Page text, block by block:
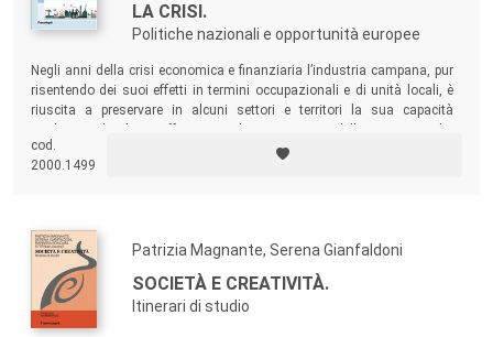
LA CRISI.
Politiche nazionali e opportunità europee
Negli anni della crisi economica e finanziaria l’industria campana, pur
risentendo dei suoi effetti in termini occupazionali e di unità locali, è
riuscita a preservare in alcuni settori e territori la sua capacità
dell’apparato manifatturiero campano e delle specializzazioni
territoriali da cui è composto.
cod.
2000.1499
Patrizia Magnante, Serena Gianfaldoni
SOCIETÀ E CREATIVITÀ.
Itinerari di studio